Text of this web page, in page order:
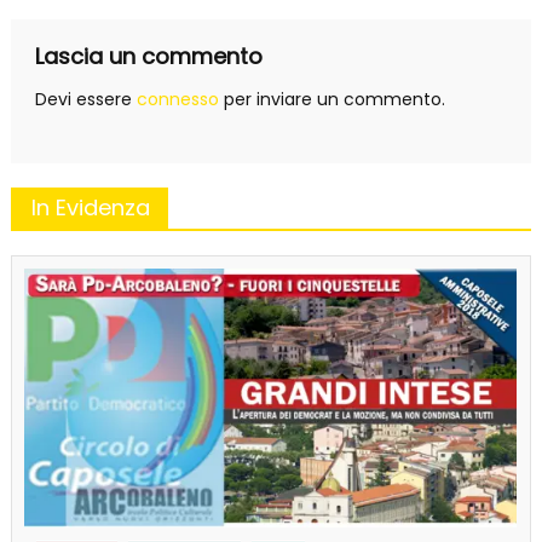
Lascia un commento
Devi essere connesso per inviare un commento.
In Evidenza